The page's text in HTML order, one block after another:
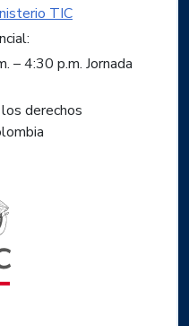
TIC
– 4:30 p.m. Jornada
derechos